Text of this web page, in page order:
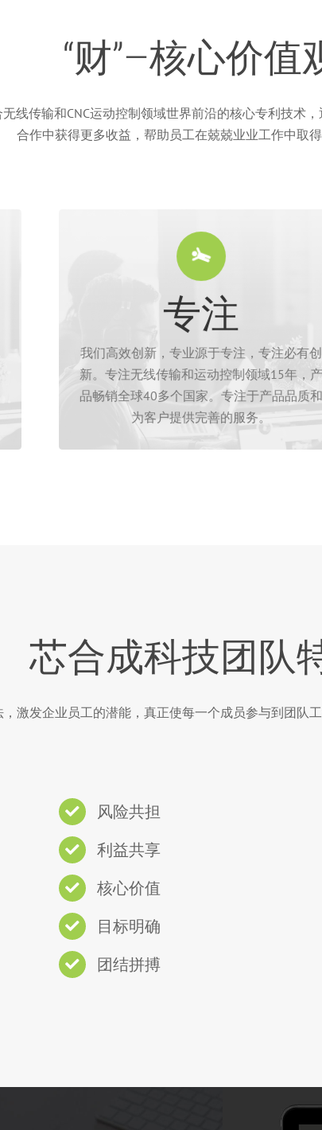
“财”–核心价值
线传输和CNC运动控制领域世界前沿的核心专利技术
合作中获得更多收益，帮助员工在兢兢业业工作中取得
专注
我们高效创新，专业源于专注，专注必有创
新。专注无线传输和运动控制领域15年，产
品畅销全球40多个国家。专注于产品品质和
为客户提供完善的服务。
芯合成科技专注于无线传输和CNC运动控制领
域15年，积累全球40多个国家、150多个行
业、上万家客户的典型应用。我们专业的技
术能力和经验的研发团队，是您CNC数控系统
方面需求提供最合适的解决方案和产品的保
芯合成科技团队
激发企业员工的潜能，真正使每一个成员参与到团队
风险共担
利益共享
核心价值
目标明确
团结拼搏